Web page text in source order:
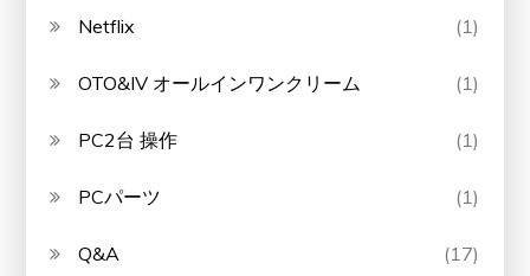
Netflix (1)
OTO&IV オールインワンクリーム (1)
PC2台 操作 (1)
PCパーツ (1)
Q&A (17)